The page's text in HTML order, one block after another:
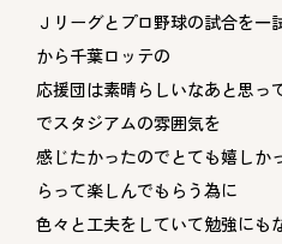
Ｊリーグとプロ野球の試合を
から千葉ロッテの
応援団は素晴らしいなあと思っ
でスタジアムの雰囲気を
感じたかったのでとても嬉しか
らって楽しんでもらう為に
色々と工夫をしていて勉強にも